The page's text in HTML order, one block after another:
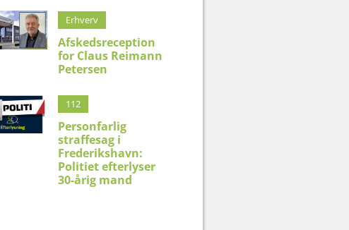
Erhverv
Afskedsreception
for Claus Reimann
Petersen
112
Personfarlig
straffesag i
Frederikshavn:
Politiet efterlyser
30-årig mand